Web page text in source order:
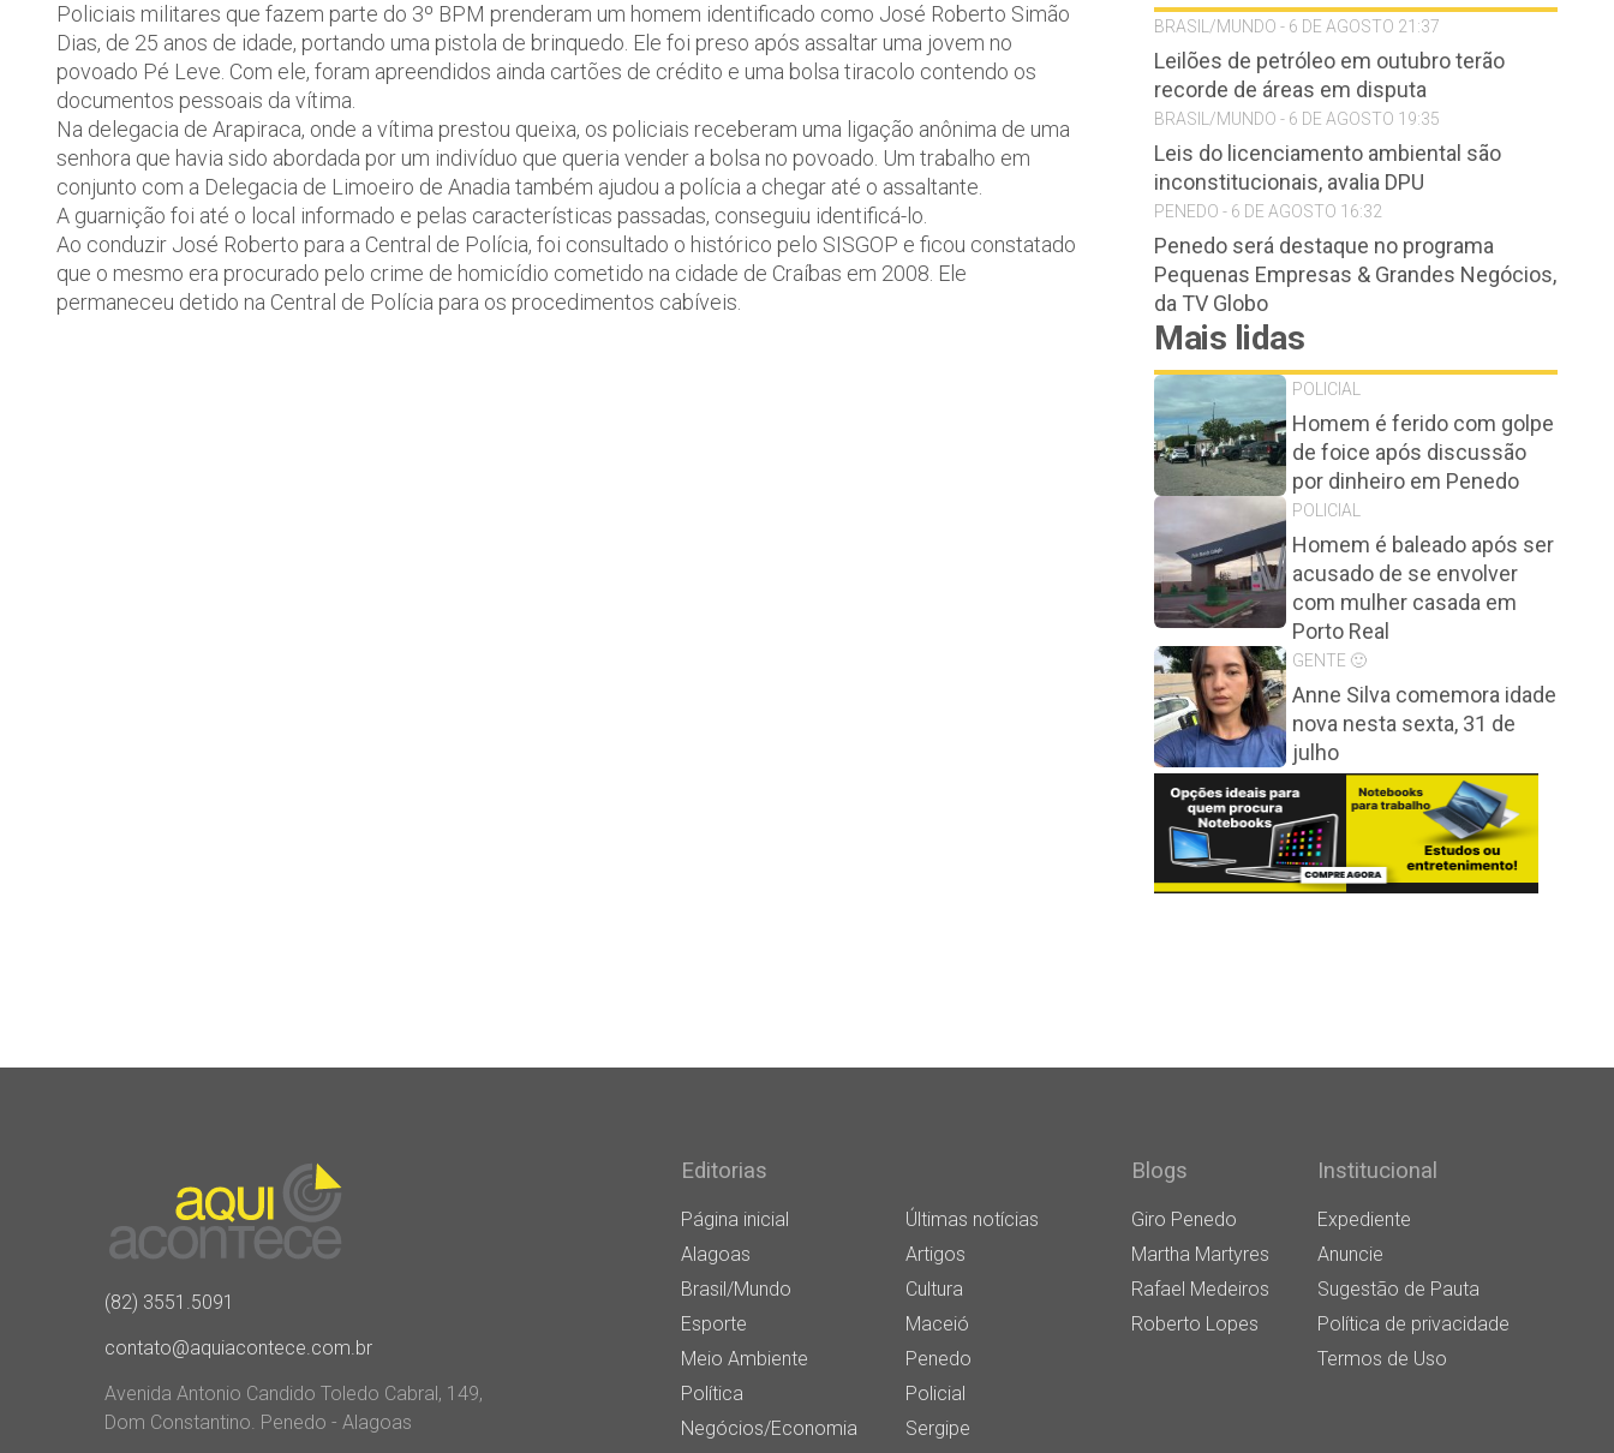
Policiais militares que fazem parte do 3º BPM prenderam um homem identificado como José Roberto Simão
Dias, de 25 anos de idade, portando uma pistola de brinquedo. Ele foi preso após assaltar uma jovem no
povoado Pé Leve. Com ele, foram apreendidos ainda cartões de crédito e uma bolsa tiracolo contendo os
documentos pessoais da vítima.
Na delegacia de Arapiraca, onde a vítima prestou queixa, os policiais receberam uma ligação anônima de uma
senhora que havia sido abordada por um indivíduo que queria vender a bolsa no povoado. Um trabalho em
conjunto com a Delegacia de Limoeiro de Anadia também ajudou a polícia a chegar até o assaltante.
A guarnição foi até o local informado e pelas características passadas, conseguiu identificá-lo.
Ao conduzir José Roberto para a Central de Polícia, foi consultado o histórico pelo SISGOP e ficou constatado
que o mesmo era procurado pelo crime de homicídio cometido na cidade de Craíbas em 2008. Ele
permaneceu detido na Central de Polícia para os procedimentos cabíveis.
BRASIL/MUNDO - 6 DE AGOSTO 21:37
Leilões de petróleo em outubro terão
recorde de áreas em disputa
BRASIL/MUNDO - 6 DE AGOSTO 19:35
Leis do licenciamento ambiental são
inconstitucionais, avalia DPU
PENEDO - 6 DE AGOSTO 16:32
Penedo será destaque no programa
Pequenas Empresas & Grandes Negócios,
da TV Globo
Mais lidas
POLICIAL
Homem é ferido com golpe
de foice após discussão
por dinheiro em Penedo
POLICIAL
Homem é baleado após ser
acusado de se envolver
com mulher casada em
Porto Real
GENTE 🙂
Anne Silva comemora idade
nova nesta sexta, 31 de
julho
(82) 3551.5091
contato@aquiacontece.com.br
Avenida Antonio Candido Toledo Cabral, 149,
Dom Constantino. Penedo - Alagoas
Editorias
Página inicial
Últimas notícias
Alagoas
Artigos
Brasil/Mundo
Cultura
Esporte
Maceió
Meio Ambiente
Penedo
Política
Policial
Negócios/Economia
Sergipe
Blogs
Giro Penedo
Martha Martyres
Rafael Medeiros
Roberto Lopes
Institucional
Expediente
Anuncie
Sugestão de Pauta
Política de privacidade
Termos de Uso